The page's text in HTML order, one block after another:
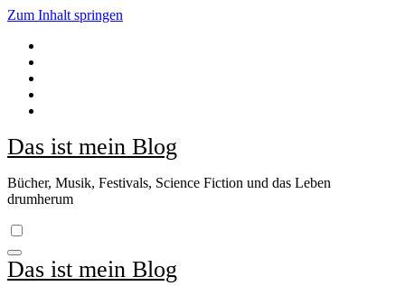
Zum Inhalt springen
Das ist mein Blog
Bücher, Musik, Festivals, Science Fiction und das Leben
drumherum
Das ist mein Blog